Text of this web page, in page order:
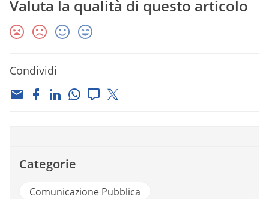
Valuta la qualità di questo articolo
Condividi
Categorie
Comunicazione Pubblica